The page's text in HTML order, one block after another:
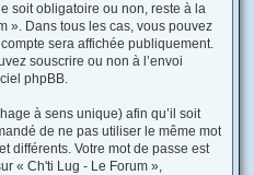
soit obligatoire ou non, reste à la
». Dans tous les cas, vous pouvez
sera affichée publiquement.
souscrire ou non à l’envoi
phpBB.
à sens unique) afin qu’il soit
de ne pas utiliser le même mot
différents. Votre mot de passe est
« Ch'ti Lug - Le Forum »,